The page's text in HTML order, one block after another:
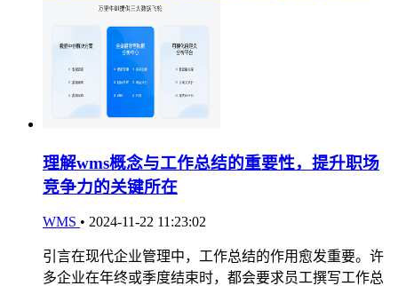
理解wms概念与工作总结的重要性，提升职场
竞争力的关键所在
WMS • 2024-11-22 11:23:02
引言在现代企业管理中，工作总结的作用愈发重要。许
多企业在年终或季度结束时，都会要求员工撰写工作总